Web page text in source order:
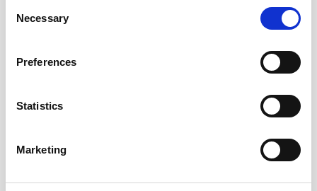
Selection
Necessary
Preferences
Statistics
Marketing